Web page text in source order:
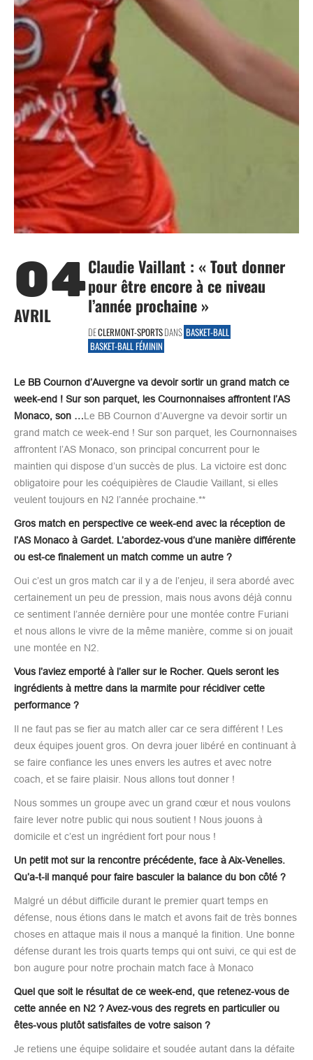
04
AVRIL
Claudie Vaillant : « Tout donner
pour être encore à ce niveau
l’année prochaine »
DECLERMONT-SPORTSDANS BASKET-BALL
BASKET-BALL FÉMININ
Le BB Cournon d’Auvergne va devoir sortir un grand match ce
week-end ! Sur son parquet, les Cournonnaises affrontent l’AS
Monaco, son …Le BB Cournon d’Auvergne va devoir sortir un
grand match ce week-end ! Sur son parquet, les Cournonnaises
affrontent l’AS Monaco, son principal concurrent pour le
maintien qui dispose d’un succès de plus. La victoire est donc
obligatoire pour les coéquipières de Claudie Vaillant, si elles
veulent toujours en N2 l’année prochaine.**
Gros match en perspective ce week-end avec la réception de
l’AS Monaco à Gardet. L’abordez-vous d’une manière différente
ou est-ce finalement un match comme un autre ?
Oui c’est un gros match car il y a de l’enjeu, il sera abordé avec
certainement un peu de pression, mais nous avons déjà connu
ce sentiment l’année dernière pour une montée contre Furiani
et nous allons le vivre de la même manière, comme si on jouait
une montée en N2.
Vous l’aviez emporté à l’aller sur le Rocher. Quels seront les
ingrédients à mettre dans la marmite pour récidiver cette
performance ?
Il ne faut pas se fier au match aller car ce sera différent ! Les
deux équipes jouent gros. On devra jouer libéré en continuant à
se faire confiance les unes envers les autres et avec notre
coach, et se faire plaisir. Nous allons tout donner !
Nous sommes un groupe avec un grand cœur et nous voulons
faire lever notre public qui nous soutient ! Nous jouons à
domicile et c’est un ingrédient fort pour nous !
Un petit mot sur la rencontre précédente, face à Aix-Venelles.
Qu’a-t-il manqué pour faire basculer la balance du bon côté ?
Malgré un début difficile durant le premier quart temps en
défense, nous étions dans le match et avons fait de très bonnes
choses en attaque mais il nous a manqué la finition. Une bonne
défense durant les trois quarts temps qui ont suivi, ce qui est de
bon augure pour notre prochain match face à Monaco
Quel que soit le résultat de ce week-end, que retenez-vous de
cette année en N2 ? Avez-vous des regrets en particulier ou
êtes-vous plutôt satisfaites de votre saison ?
Je retiens une équipe solidaire et soudée autant dans la défaite